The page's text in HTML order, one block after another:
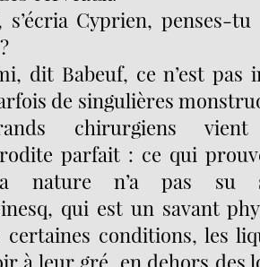
s’écria Cyprien, penses-
dit Babeuf, ce n’est pas
de singulières
chirurgiens
parfait : ce qui
nature n’a pas su
qui est un savant
certaines conditions, les
à leur gré, en dehors des